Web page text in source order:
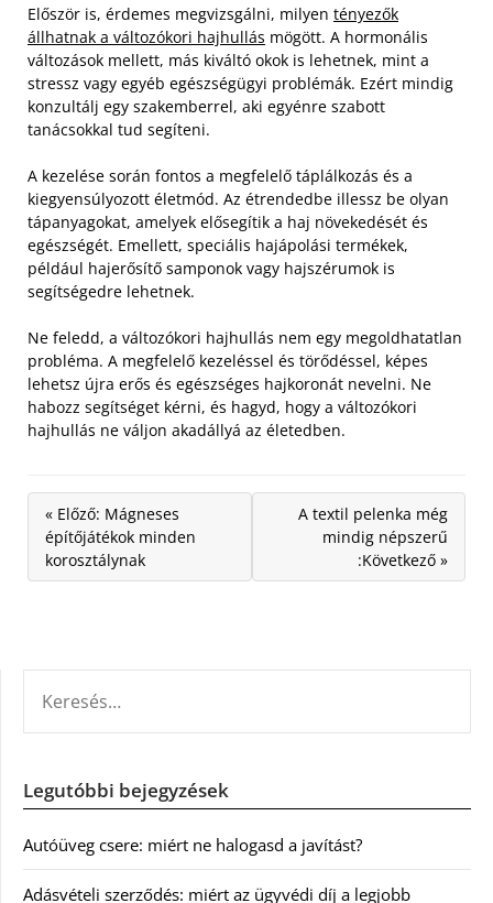
Először is, érdemes megvizsgálni, milyen tényezők
állhatnak a változókori hajhullás mögött. A hormonális
változások mellett, más kiváltó okok is lehetnek, mint a
stressz vagy egyéb egészségügyi problémák. Ezért mindig
konzultálj egy szakemberrel, aki egyénre szabott
tanácsokkal tud segíteni.
A kezelése során fontos a megfelelő táplálkozás és a
kiegyensúlyozott életmód. Az étrendedbe illessz be olyan
tápanyagokat, amelyek elősegítik a haj növekedését és
egészségét. Emellett, speciális hajápolási termékek,
például hajerősítő samponok vagy hajszérumok is
segítségedre lehetnek.
Ne feledd, a változókori hajhullás nem egy megoldhatatlan
probléma. A megfelelő kezeléssel és törődéssel, képes
lehetsz újra erős és egészséges hajkoronát nevelni. Ne
habozz segítséget kérni, és hagyd, hogy a változókori
hajhullás ne váljon akadállyá az életedben.
« Előző: Mágneses
építőjátékok minden
korosztálynak
A textil pelenka még
mindig népszerű
:Következő »
Legutóbbi bejegyzések
Autóüveg csere: miért ne halogasd a javítást?
Adásvételi szerződés: miért az ügyvédi díj a legjobb